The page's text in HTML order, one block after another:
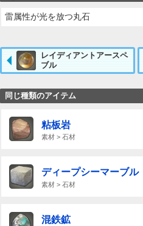
雷属性が光を放つ丸石
レイディアントアースペ
ブル
同じ種類のアイテム
粘板岩
素材 > 石材
ディープシーマーブル
素材 > 石材
混鉄鉱